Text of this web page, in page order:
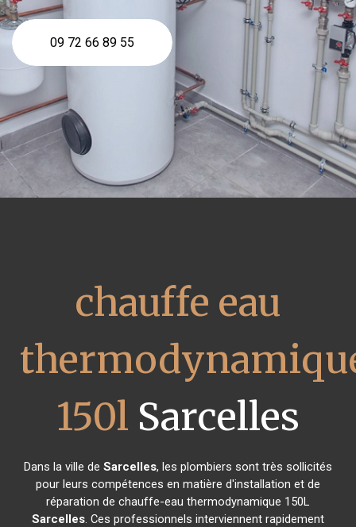
09 72 66 89 55
chauffe eau
150l Sarcelles
Dans la ville de Sarcelles, les plombiers sont très sollicités
pour leurs compétences en matière d'installation et de
réparation de chauffe-eau thermodynamique 150L
Sarcelles. Ces professionnels interviennent rapidement